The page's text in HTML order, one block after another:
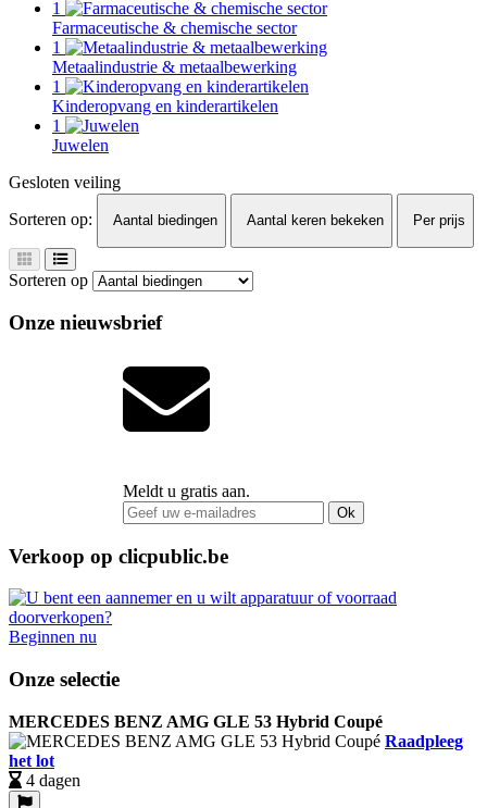
1
Farmaceutische & chemische sector
1
Metaalindustrie & metaalbewerking
1
Kinderopvang en kinderartikelen
1
Juwelen
Gesloten veiling
Sorteren op:
Aantal biedingen Aantal keren bekeken Per prijs
Sorteren op
Onze nieuwsbrief
Meldt u gratis aan.
Ok
Verkoop op clicpublic.be
Beginnen nu
Onze selectie
MERCEDES BENZ AMG GLE 53 Hybrid Coupé
Raadpleeg
het lot
4 dagen